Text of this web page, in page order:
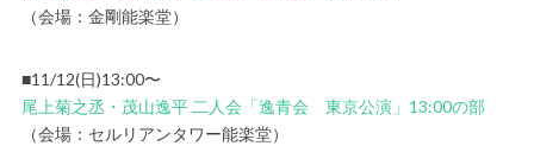
（会場：金剛能楽堂）
■11/12(日)13:00〜
尾上菊之丞・茂山逸平 二人会「逸青会 東京公演」13:00の部
（会場：セルリアンタワー能楽堂）